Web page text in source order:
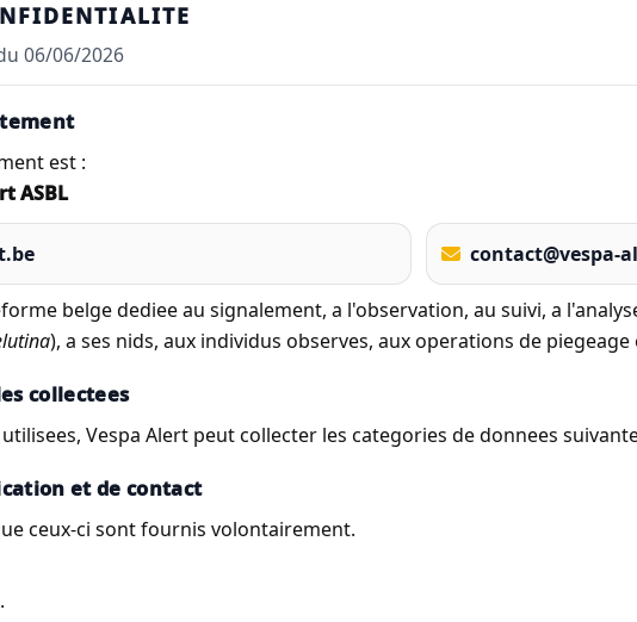
06/06/2026
est :
ASBL
contact@vespa-
belge dediee au signalement, a l'observation, au suivi, a
), a ses nids, aux individus observes, aux operations de
collectees
Vespa Alert peut collecter les categories de donnees
et de contact
ceux-ci sont fournis volontairement.